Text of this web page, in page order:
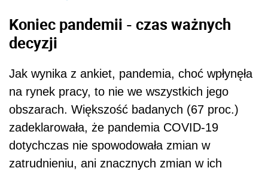
Koniec pandemii - czas ważnych
decyzji
Jak wynika z ankiet, pandemia, choć wpłynęła
na rynek pracy, to nie we wszystkich jego
obszarach. Większość badanych (67 proc.)
zadeklarowała, że pandemia COVID-19
dotychczas nie spowodowała zmian w
zatrudnieniu, ani znacznych zmian w ich